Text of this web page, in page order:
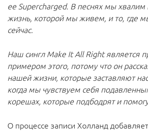
ее Supercharged. В песнях мы хвалим
жизнь, которой мы живем, и то, где
сейчас.
Наш сингл Make It All Right является
примером этого, потому что он
нашей жизни, которые заставляют
когда мы чувствуем себя
корешах, которые подбодрят и
О процессе записи Холланд